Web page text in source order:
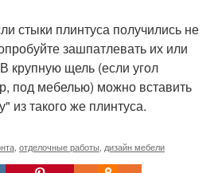
стыки плинтуса получились не
зашпатлевать их или
крупную щель (если угол
под мебелью) можно вставить
из такого же плинтуса.
, отделочные работы, дизайн мебели